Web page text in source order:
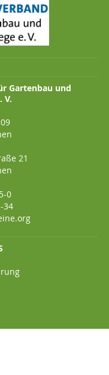
Gartenbau und
V.
21
0
34